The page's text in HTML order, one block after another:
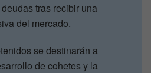
tras recibir una
del mercado.
se destinarán a
de cohetes y la